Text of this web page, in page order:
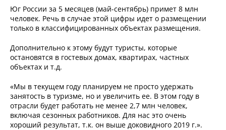
Юг России за 5 месяцев (май-сентябрь) примет 8 млн
человек. Речь в случае этой цифры идет о размещении
только в классифицированных объектах размещения.
Дополнительно к этому будут туристы, которые
остановятся в гостевых домах, квартирах, частных
объектах и т.д.
«Мы в текущем году планируем не просто удержать
занятость в туризме, но и увеличить ее. В этом году в
отрасли будет работать не менее 2,7 млн человек,
включая сезонных работников. Для нас это очень
хороший результат, т.к. он выше доковидного 2019 г.».